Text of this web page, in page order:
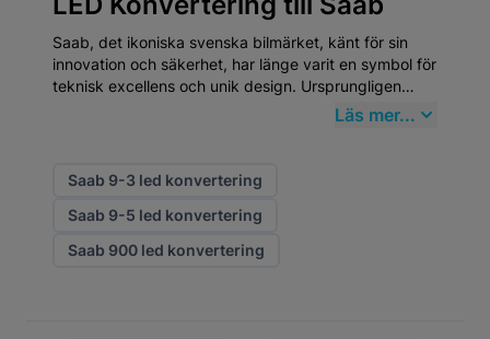
Saab, det ikoniska svenska bilmärket, känt för sin
innovation och säkerhet, har länge varit en symbol för
teknisk excellens och unik design. Ursprungligen
grundat 1937 som en tillverkare av flygplan, började
bilar, vilket syns i deras strömlinjeformade design och
robusta konstruktion. När det gäller LED
Konvertering, står Saab-bilar ut för deras behov av
unika prestanda och säkerhetsnivåer.
Läs mer...
Saab 9-3 led konvertering
Saab 9-5 led konvertering
Saab 900 led konvertering